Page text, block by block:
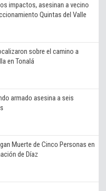
impactos, asesinan a vecino
Quintas del Valle
sobre el camino a
en Tonalá
armado asesina a seis
Muerte de Cinco Personas en
de Díaz